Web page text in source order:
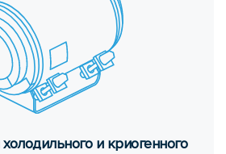
и крио­ген­но­го